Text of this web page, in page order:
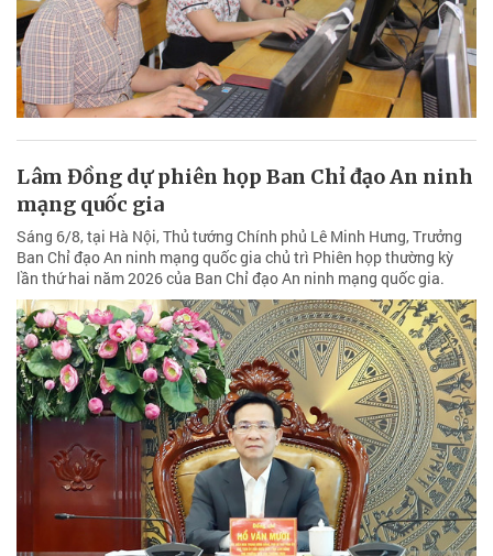
Lâm Đồng dự phiên họp Ban Chỉ đạo An ninh
mạng quốc gia
Sáng 6/8, tại Hà Nội, Thủ tướng Chính phủ Lê Minh Hưng, Trưởng
Ban Chỉ đạo An ninh mạng quốc gia chủ trì Phiên họp thường kỳ
lần thứ hai năm 2026 của Ban Chỉ đạo An ninh mạng quốc gia.